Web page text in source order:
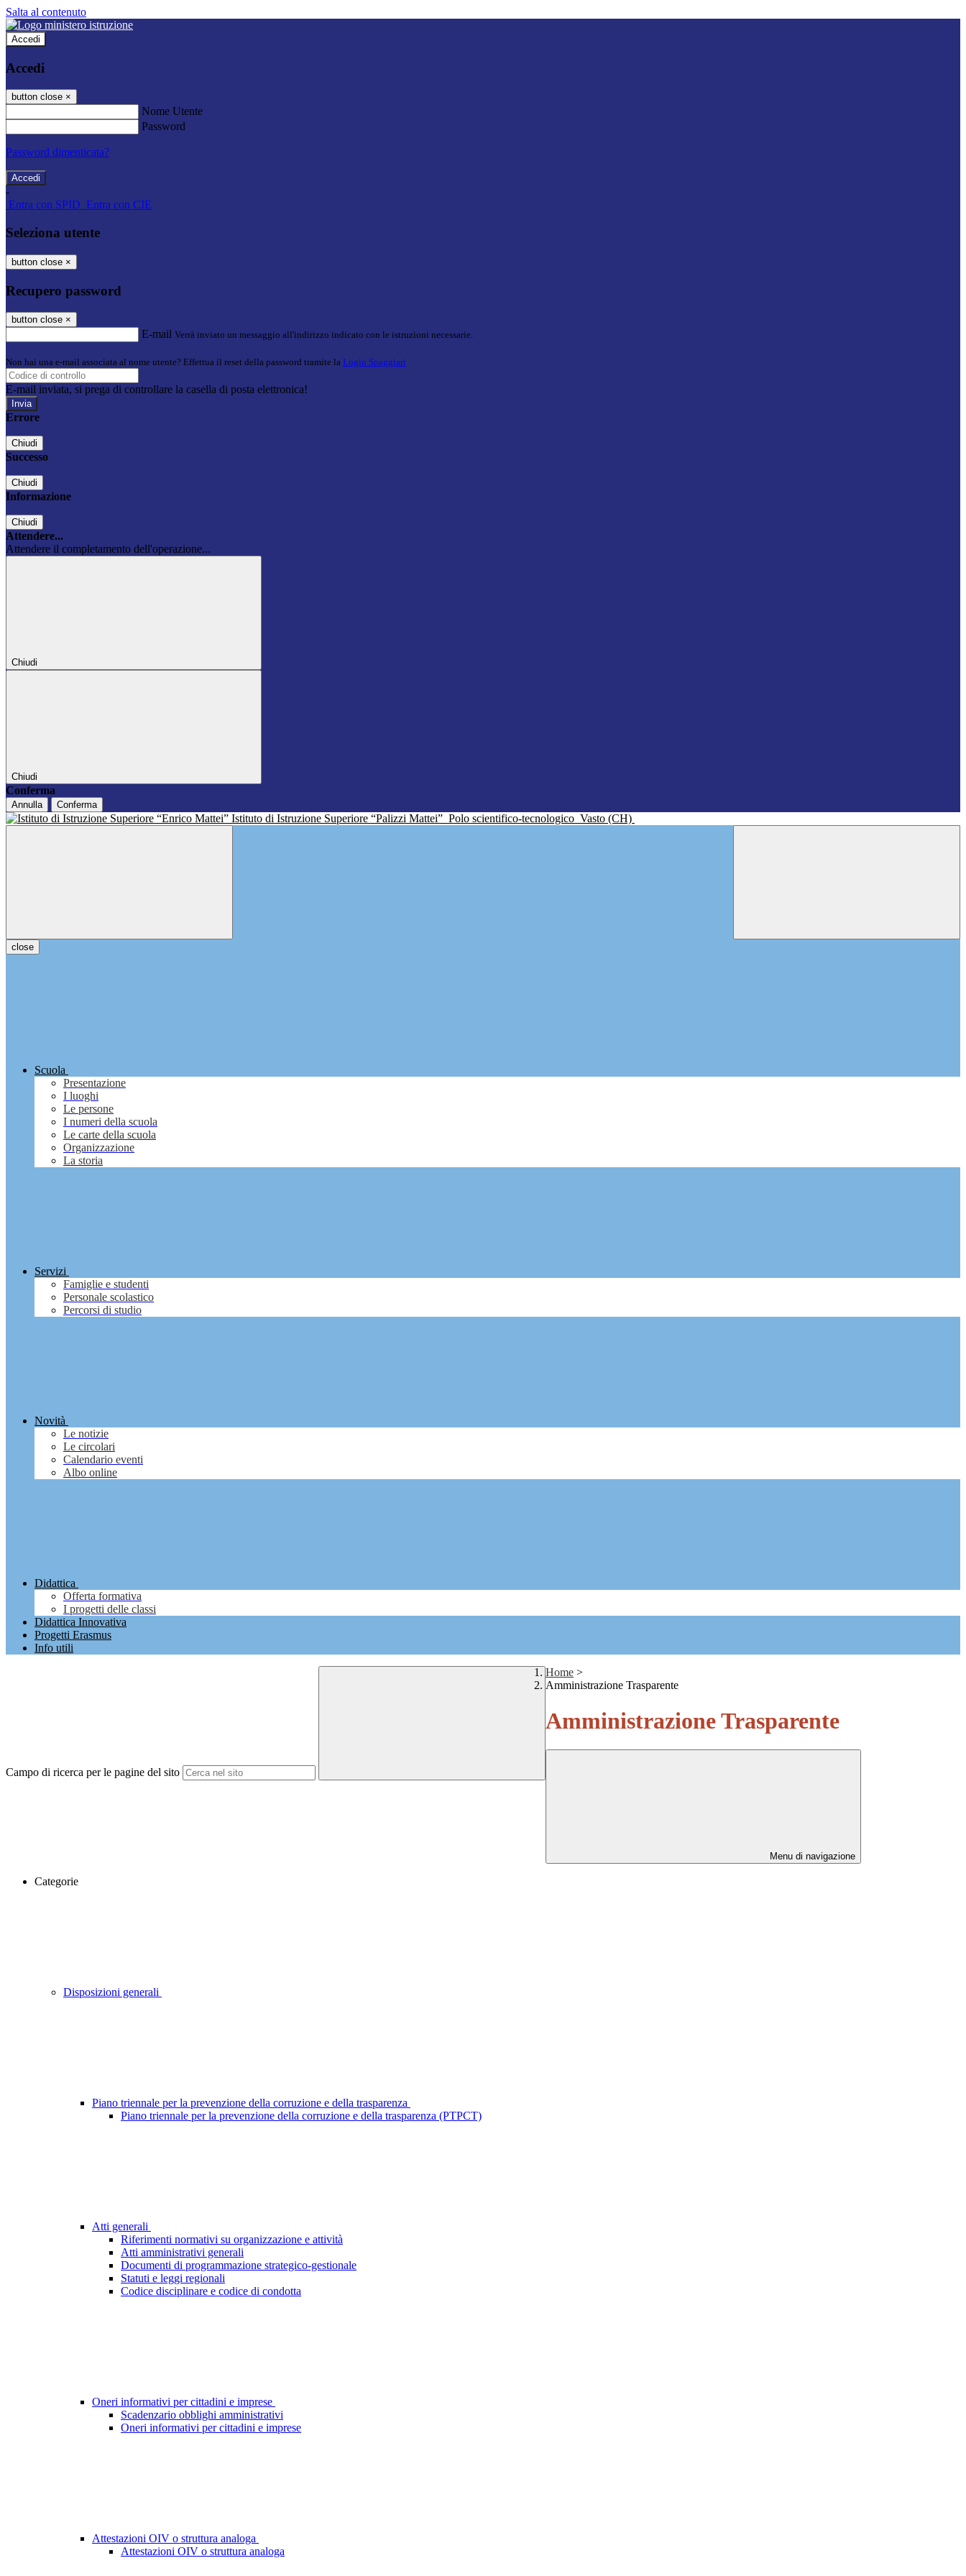
Salta al contenuto
Accedi
Accedi
button close ×
Nome Utente
Password
Password dimenticata?
-
Entra con SPID Entra con CIE
Seleziona utente
button close ×
Recupero password
button close ×
E-mail Verrà inviato un messaggio all'indirizzo indicato con le istruzioni necessarie.
Non hai una e-mail associata al nome utente? Effettua il reset della password tramite la Login Spaggiari
E-mail inviata, si prega di controllare la casella di posta elettronica!
Errore
Chiudi
Successo
Chiudi
Informazione
Chiudi
Attendere...
Attendere il completamento dell'operazione...
Chiudi
Chiudi
Conferma
Annulla Conferma
Istituto di Istruzione Superiore “Palizzi Mattei” Polo scientifico-tecnologico Vasto (CH)
close
Scuola
Presentazione
I luoghi
Le persone
I numeri della scuola
Le carte della scuola
Organizzazione
La storia
Servizi
Famiglie e studenti
Personale scolastico
Percorsi di studio
Novità
Le notizie
Le circolari
Calendario eventi
Albo online
Didattica
Offerta formativa
I progetti delle classi
Didattica Innovativa
Progetti Erasmus
Info utili
Campo di ricerca per le pagine del sito
Home >
Amministrazione Trasparente
Amministrazione Trasparente
Menu di navigazione
Categorie
Disposizioni generali
Piano triennale per la prevenzione della corruzione e della trasparenza
Piano triennale per la prevenzione della corruzione e della trasparenza (PTPCT)
Atti generali
Riferimenti normativi su organizzazione e attività
Atti amministrativi generali
Documenti di programmazione strategico-gestionale
Statuti e leggi regionali
Codice disciplinare e codice di condotta
Oneri informativi per cittadini e imprese
Scadenzario obblighi amministrativi
Oneri informativi per cittadini e imprese
Attestazioni OIV o struttura analoga
Attestazioni OIV o struttura analoga